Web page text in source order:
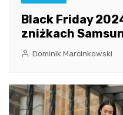
Black Friday
zniżkach
Dominik Marcinkowski